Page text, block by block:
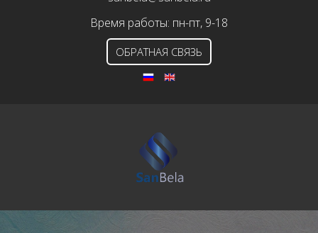
Время работы: пн-пт, 9-18
ОБРАТНАЯ СВЯЗЬ